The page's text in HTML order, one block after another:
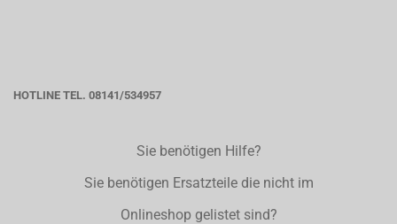
HOTLINE TEL. 08141/534957
Sie benötigen Hilfe?
Sie benötigen Ersatzteile die nicht im
Onlineshop gelistet sind?